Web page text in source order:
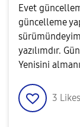
Evet
güncelleme
yazılımdır.
Yenisini
3 Likes